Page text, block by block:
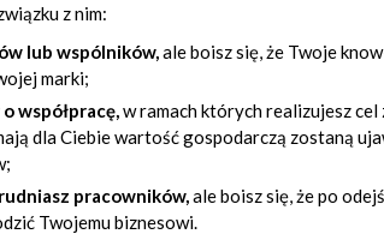
z nim:
lub wspólników,ale boisz się, że Twoje
marki;
współpracę,w ramach których realizujesz cel
dla Ciebie wartość gospodarczą zostaną
pracowników,ale boisz się, że po
Twojemu biznesowi.